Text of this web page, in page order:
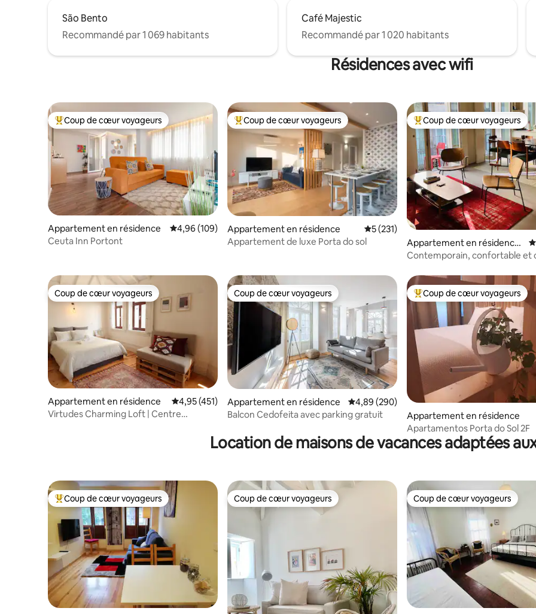
São Bento
Recommandé par 1 069 habitants
Café Majestic
Recommandé par 1 020 habitants
Résidences avec wifi
Coups de cœur voyageurs les plus appréciés
Coup de cœur voyageurs
Appartement en résidence Évaluation moyenne sur la base de 109 commentaires : 4,96 sur 5
4,96 (109)
Ceuta Inn Portont
Coups de cœur voyageurs les plus appréciés
Coup de cœur voyageurs
Appartement en résidence Évaluation moyenne sur la base de 231
5 (231)
Appartement de luxe Porta do sol
Coups de cœur voyageurs les
Coup de cœur voyageurs
Appartement en résidence
⋅ Porto
Contemporain, confortable et
Coup de cœur voyageurs
Coup de cœur voyageurs
Appartement en résidence Évaluation moyenne sur la base de 451 commentaires : 4,95 sur 5
4,95 (451)
Virtudes Charming Loft | Centre
Coup de cœur voyageurs
Coup de cœur voyageurs
Appartement en résidence Évaluation moyenne sur la base de 290
4,89 (290)
Balcon Cedofeita avec parking gratuit
Coups de cœur voyageurs les
Coup de cœur voyageurs
Appartement en résidence
Apartamentos Porta do Sol 2F
Location de maisons de vacances adaptées
Coups de cœur voyageurs les plus appréciés
Coup de cœur voyageurs Coup de cœur voyageurs
Coup de cœur voyageurs Coup de cœur voyageurs
Coup de cœur voyageurs